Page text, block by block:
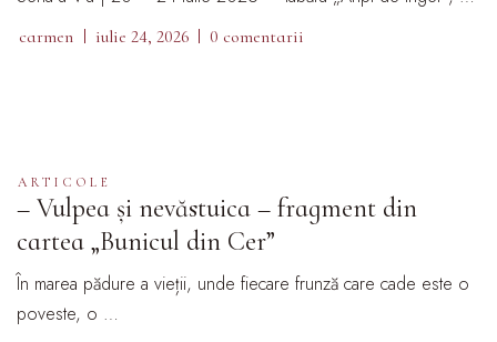
carmen iulie 24, 2026 0 comentarii
ARTICOLE
– Vulpea și nevăstuica – fragment din
cartea „Bunicul din Cer”
În marea pădure a vieții, unde fiecare frunză care cade este o
poveste, o …